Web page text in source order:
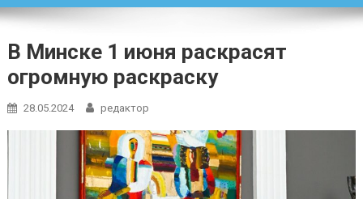
В Минске 1 июня раскрасят
огромную раскраску
28.05.2024 редактор